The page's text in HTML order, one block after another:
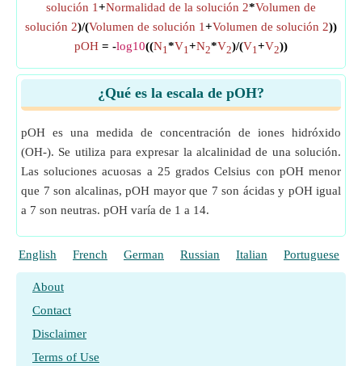
solución 1+Normalidad de la solución 2*Volumen de
solución 2)/(Volumen de solución 1+Volumen de solución 2))
pOH = -log10((N1*V1+N2*V2)/(V1+V2))
¿Qué es la escala de pOH?
pOH es una medida de concentración de iones hidróxido
(OH-). Se utiliza para expresar la alcalinidad de una solución.
Las soluciones acuosas a 25 grados Celsius con pOH menor
que 7 son alcalinas, pOH mayor que 7 son ácidas y pOH igual
a 7 son neutras. pOH varía de 1 a 14.
English French German Russian Italian Portuguese
About
Contact
Disclaimer
Terms of Use